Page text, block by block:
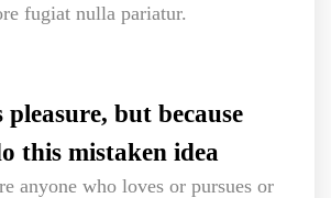
fugiat nulla pariatur.
pleasure, but because
this mistaken idea
anyone who loves or pursues or